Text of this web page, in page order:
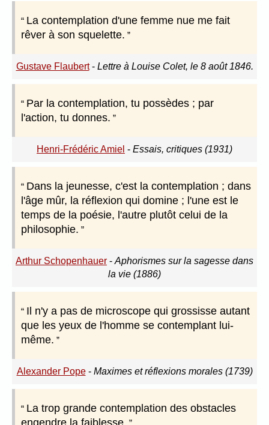
La contemplation d'une femme nue me fait
rêver à son squelette.
Gustave Flaubert- Lettre à Louise Colet, le 8 août 1846.
Par la contemplation, tu possèdes ; par
l'action, tu donnes.
Henri-Frédéric Amiel - Essais, critiques (1931)
Dans la jeunesse, c'est la contemplation ; dans
l'âge mûr, la réflexion qui domine ; l'une est le
temps de la poésie, l'autre plutôt celui de la
philosophie.
Arthur Schopenhauer - Aphorismes sur la sagesse dans
la vie (1886)
Il n'y a pas de microscope qui grossisse autant
que les yeux de l'homme se contemplant lui-
même.
Alexander Pope- Maximes et réflexions morales (1739)
La trop grande contemplation des obstacles